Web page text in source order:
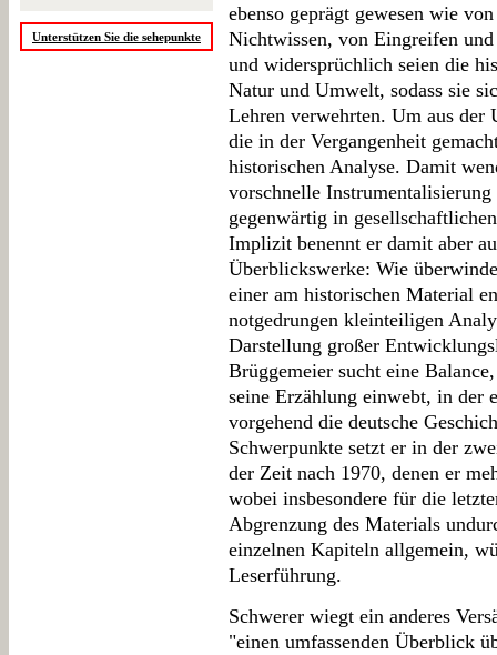
Unterstützen Sie die sehepunkte
ebenso geprägt gewesen wie
Nichtwissen, von Eingreifen
und widersprüchlich seien die
Natur und Umwelt, sodass sie
Lehren verwehrten. Um aus der
die in der Vergangenheit
historischen Analyse. Damit
vorschnelle
gegenwärtig in
Implizit benennt er damit aber
Überblickswerke: Wie
einer am historischen Material
notgedrungen kleinteiligen
Darstellung großer
Brüggemeier sucht eine
seine Erzählung einwebt, in der
vorgehend die deutsche
Schwerpunkte setzt er in der
der Zeit nach 1970, denen er
wobei insbesondere für die
Abgrenzung des Materials
einzelnen Kapiteln allgemein,
Leserführung.
Schwerer wiegt ein anderes
"einen umfassenden Überblick